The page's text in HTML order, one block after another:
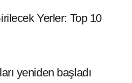
Yerler: Top 10
yeniden başladı